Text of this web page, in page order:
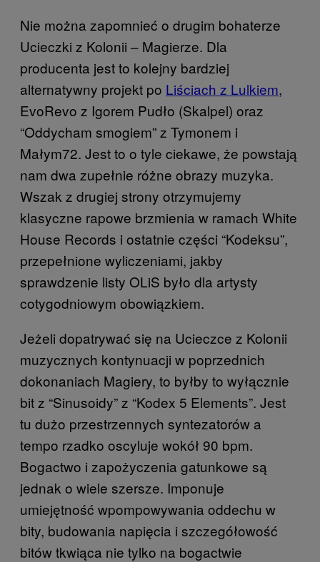
Nie można zapomnieć o drugim bohaterze
Ucieczki z Kolonii – Magierze. Dla
producenta jest to kolejny bardziej
alternatywny projekt po Liściach z Lulkiem,
EvoRevo z Igorem Pudło (Skalpel) oraz
“Oddycham smogiem” z Tymonem i
Małym72. Jest to o tyle ciekawe, że powstają
nam dwa zupełnie różne obrazy muzyka.
Wszak z drugiej strony otrzymujemy
klasyczne rapowe brzmienia w ramach White
House Records i ostatnie części “Kodeksu”,
przepełnione wyliczeniami, jakby
sprawdzenie listy OLiS było dla artysty
cotygodniowym obowiązkiem.
Jeżeli dopatrywać się na Ucieczce z Kolonii
muzycznych kontynuacji w poprzednich
dokonaniach Magiery, to byłby to wyłącznie
bit z “Sinusoidy” z “Kodex 5 Elements”. Jest
tu dużo przestrzennych syntezatorów a
tempo rzadko oscyluje wokół 90 bpm.
Bogactwo i zapożyczenia gatunkowe są
jednak o wiele szersze. Imponuje
umiejętność wpompowywania oddechu w
bity, budowania napięcia i szczegółowość
bitów tkwiąca nie tylko na bogactwie